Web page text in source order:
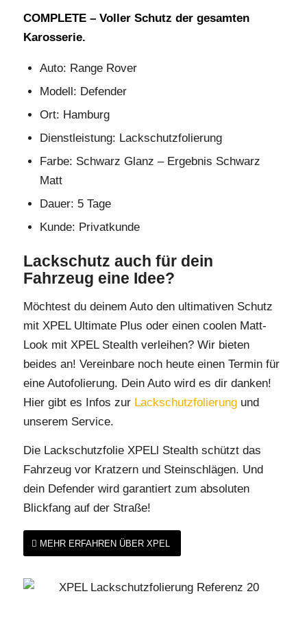
COMPLETE – Voller Schutz der gesamten
Karosserie.
Auto: Range Rover
Modell: Defender
Ort: Hamburg
Dienstleistung: Lackschutzfolierung
Farbe: Schwarz Glanz – Ergebnis Schwarz
Matt
Dauer: 5 Tage
Kunde: Privatkunde
Lackschutz auch für dein
Fahrzeug eine Idee?
Möchtest du deinem Auto den ultimativen Schutz
mit XPEL Ultimate Plus oder einen coolen Matt-
Look mit XPEL Stealth verleihen? Wir bieten
beides an! Vereinbare noch heute einen Termin für
eine Autofolierung. Dein Auto wird es dir danken!
Hier gibt es Infos zur Lackschutzfolierungund
unserem Service.
Die Lackschutzfolie XPELl Stealth schützt das
Fahrzeug vor Kratzern und Steinschlägen. Und
dein Defender wird garantiert zum absoluten
Blickfang auf der Straße!
MEHR ERFAHREN ÜBER XPEL